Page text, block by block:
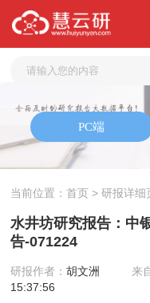
当前位置：首页 > 研报详细
水井坊研究报告：中
告-071224
研报作者：胡文洲 来
15:37:56